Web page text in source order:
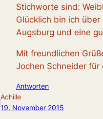
Stichworte sind:
Glücklich bin ich
Augsburg und eine
Mit freundlichen
Jochen Schneider für
Antworten
Achille
19. November 2015